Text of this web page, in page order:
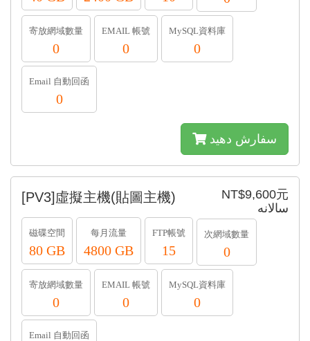
寄放網域數量
0
EMAIL 帳號
0
MySQL資料庫
0
Email 自動回函
0
سفارش دهید
NT$9,600元
سالانه
[PV3]虛擬主機(貼圖主機)
磁碟空間
80 GB
每月流量
4800 GB
FTP帳號
15
次網域數量
0
寄放網域數量
0
EMAIL 帳號
0
MySQL資料庫
0
Email 自動回函